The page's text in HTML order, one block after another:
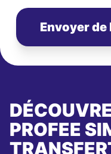
Envoyer de
PROFEE